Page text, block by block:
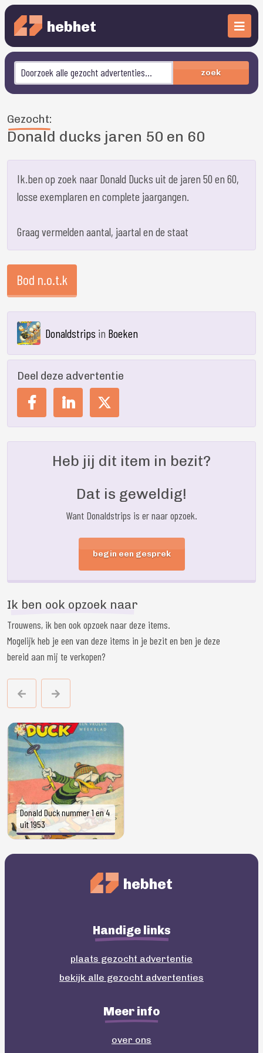
hebhet
zoek
Gezocht:
Donald ducks jaren 50 en 60
Ik.ben op zoek naar Donald Ducks uit de jaren 50 en 60,
losse exemplaren en complete jaargangen.
Graag vermelden aantal, jaartal en de staat
Bod n.o.t.k
Donaldstrips in Boeken
Deel deze advertentie
Heb jij dit item in bezit?
Dat is geweldig!
Want Donaldstrips is er naar opzoek.
begin een gesprek
Ik ben ook opzoek naar
Trouwens, ik ben ook opzoek naar deze items.
Mogelijk heb je een van deze items in je bezit en ben je deze
bereid aan mij te verkopen?
Donald Duck nummer 1 en 4
uit 1953
hebhet
Handige links
plaats gezocht advertentie
bekijk alle gezocht advertenties
Meer info
over ons